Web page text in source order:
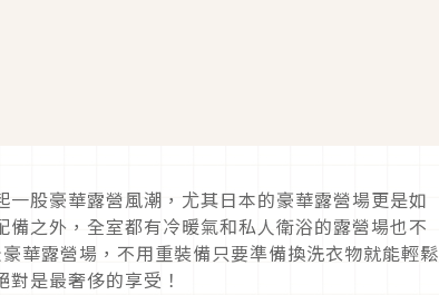
股豪華露營風潮，尤其日本的豪華露營場更是如
之外，全室都有冷暖氣和私人衛浴的露營場也不
華露營場，不用重裝備只要準備換洗衣物就能輕鬆
是最奢侈的享受！